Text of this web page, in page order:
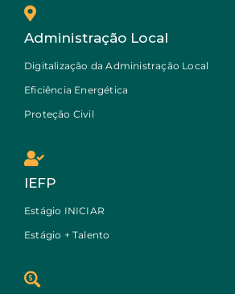
Administração Local
Digitalização da Administração Local
Eficiência Energética
Proteção Civil
IEFP
Estágio INICIAR
Estágio + Talento